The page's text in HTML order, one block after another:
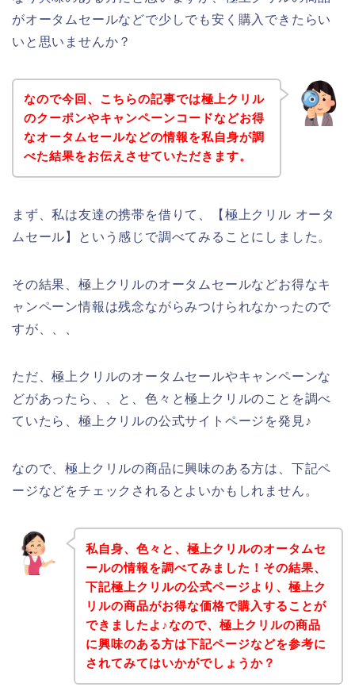
がオータムセールなどで少しでも安く購入できたらい
いと思いませんか？
なので今回、こちらの記事では極上クリル
のクーポンやキャンペーンコードなどお得
なオータムセールなどの情報を私自身が調
べた結果をお伝えさせていただきます。
まず、私は友達の携帯を借りて、【極上クリル オータ
ムセール】という感じで調べてみることにしました。
その結果、極上クリルのオータムセールなどお得なキ
ャンペーン情報は残念ながらみつけられなかったので
すが、、、
ただ、極上クリルのオータムセールやキャンペーンな
どがあったら、、と、色々と極上クリルのことを調べ
ていたら、極上クリルの公式サイトページを発見♪
なので、極上クリルの商品に興味のある方は、下記ペ
ージなどをチェックされるとよいかもしれません。
私自身、色々と、極上クリルのオータムセ
ールの情報を調べてみました！その結果、
下記極上クリルの公式ページより、極上ク
リルの商品がお得な価格で購入することが
できましたよ♪なので、極上クリルの商品
に興味のある方は下記ページなどを参考に
されてみてはいかがでしょうか？